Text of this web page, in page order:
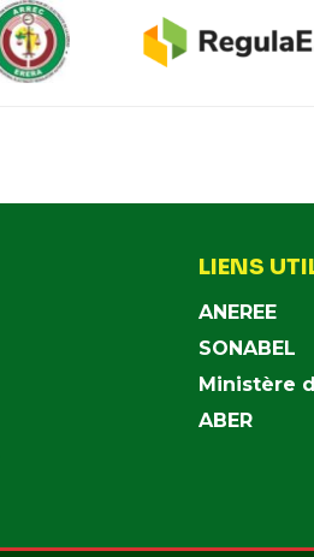
LIENS
ANEREE
SONABEL
Ministère
ABER